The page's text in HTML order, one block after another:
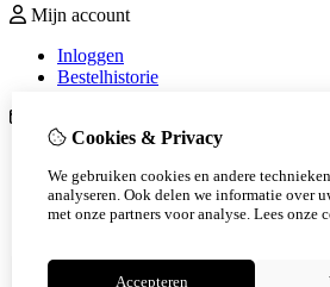
Mijn account
Inloggen
Bestelhistorie
Sitemap
Betaalmethoden
Algemene voorwaarden
Cookies & Privacy
We gebruiken cookies en andere
analyseren. Ook delen we informatie over
met onze partners voor analyse. Lees onze
Accepteren